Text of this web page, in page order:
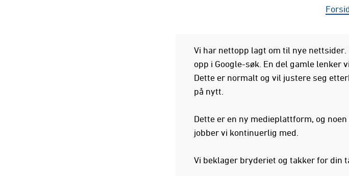
Vi har nettopp lagt om til nye
opp i Google-søk. En del gamle lenker
Dette er normalt og vil justere seg
på nytt.
Dette er en ny medieplattform, og
jobber vi kontinuerlig med.
Vi beklager bryderiet og takker for din